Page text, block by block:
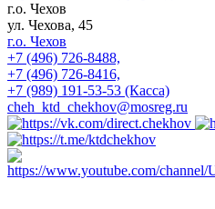
г.о. Чехов
ул. Чехова, 45
г.о. Чехов
+7 (496) 726-8488,
+7 (496) 726-8416,
+7 (989) 191-53-53 (Касса)
cheh_ktd_chekhov@mosreg.ru